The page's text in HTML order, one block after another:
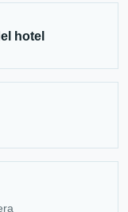
hotel